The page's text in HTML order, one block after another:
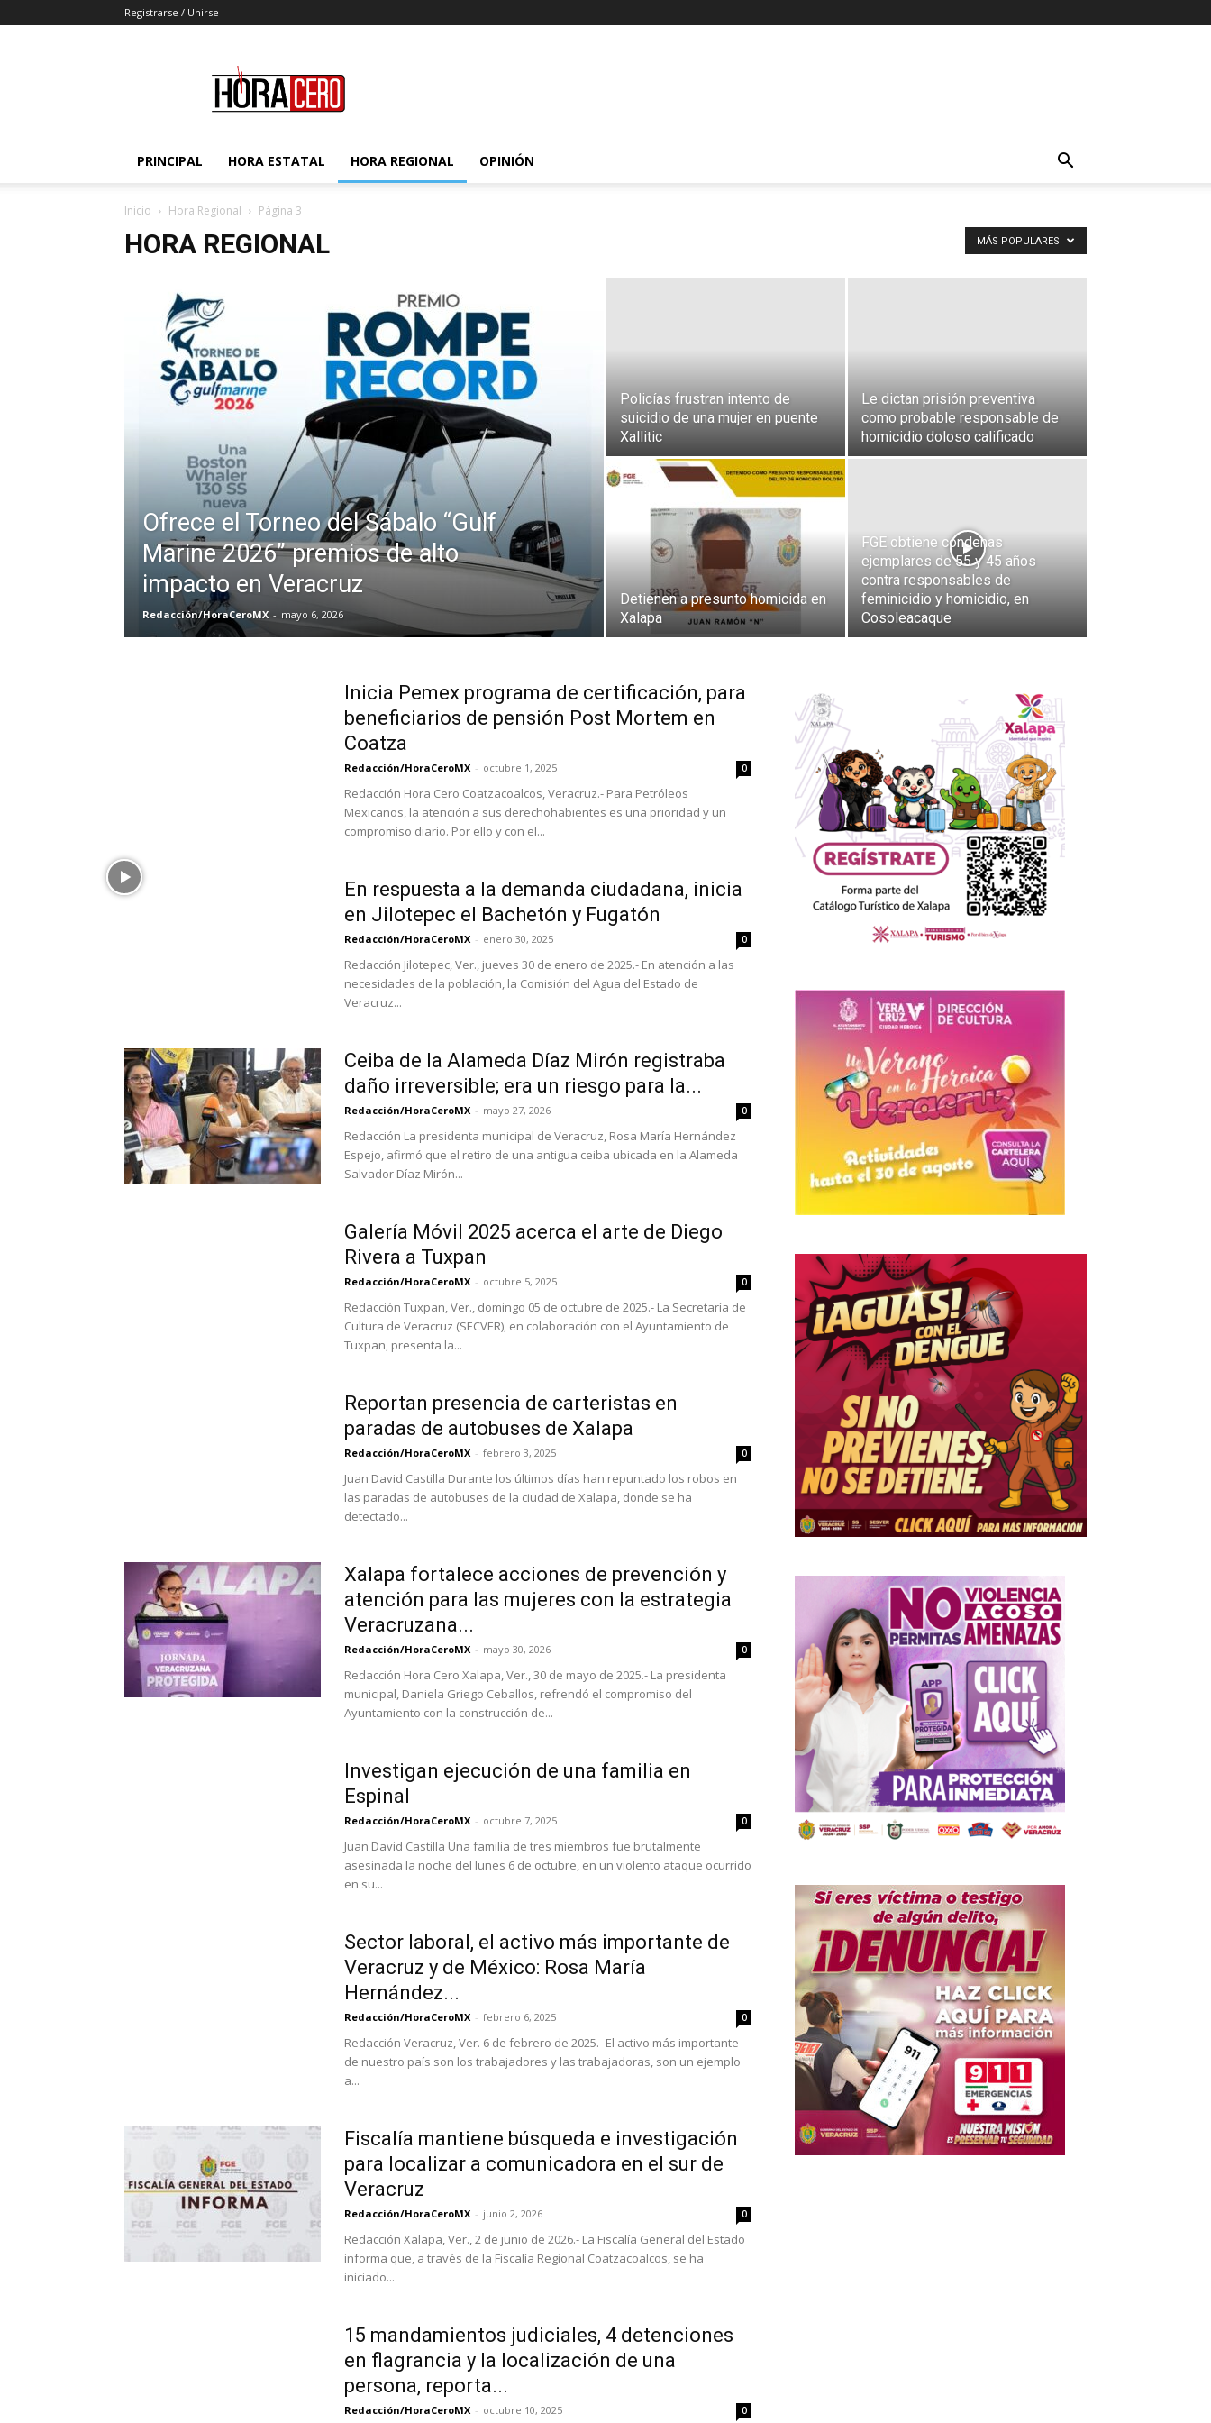
Registrarse / Unirse
Cero
PRINCIPAL HORA ESTATAL HORA REGIONAL OPINIÓN
Inicio Hora Regional Página 3
HORA REGIONAL MÁS POPULARES
Ofrece el Torneo del Sábalo “Gulf
Marine 2026” premios de alto
impacto en Veracruz
Redacción/HoraCeroMX - mayo 6, 2026
Policías frustran intento de
suicidio de una mujer en puente
Xallitic
Le dictan prisión preventiva
como probable responsable de
homicidio doloso calificado
Detienen a presunto homicida en
Xalapa
FGE obtiene condenas
ejemplares de 55 y 45 años
contra responsables de
feminicidio y homicidio, en
Cosoleacaque
Inicia Pemex programa de certificación, para
beneficiarios de pensión Post Mortem en
Coatza
Redacción/HoraCeroMX - octubre 1, 2025 0
Redacción Hora Cero Coatzacoalcos, Veracruz.- Para Petróleos
Mexicanos, la atención a sus derechohabientes es una prioridad y un
compromiso diario. Por ello y con el...
En respuesta a la demanda ciudadana, inicia
en Jilotepec el Bachetón y Fugatón
Redacción/HoraCeroMX - enero 30, 2025 0
Redacción Jilotepec, Ver., jueves 30 de enero de 2025.- En atención a las
necesidades de la población, la Comisión del Agua del Estado de
Veracruz...
Ceiba de la Alameda Díaz Mirón registraba
daño irreversible; era un riesgo para la...
Redacción/HoraCeroMX - mayo 27, 2026 0
Redacción La presidenta municipal de Veracruz, Rosa María Hernández
Espejo, afirmó que el retiro de una antigua ceiba ubicada en la Alameda
Salvador Díaz Mirón...
Galería Móvil 2025 acerca el arte de Diego
Rivera a Tuxpan
Redacción/HoraCeroMX - octubre 5, 2025 0
Redacción Tuxpan, Ver., domingo 05 de octubre de 2025.- La Secretaría de
Cultura de Veracruz (SECVER), en colaboración con el Ayuntamiento de
Tuxpan, presenta la...
Reportan presencia de carteristas en
paradas de autobuses de Xalapa
Redacción/HoraCeroMX - febrero 3, 2025 0
Juan David Castilla Durante los últimos días han repuntado los robos en
las paradas de autobuses de la ciudad de Xalapa, donde se ha
detectado...
Xalapa fortalece acciones de prevención y
atención para las mujeres con la estrategia
Veracruzana...
Redacción/HoraCeroMX - mayo 30, 2026 0
Redacción Hora Cero Xalapa, Ver., 30 de mayo de 2025.- La presidenta
municipal, Daniela Griego Ceballos, refrendó el compromiso del
Ayuntamiento con la construcción de...
Investigan ejecución de una familia en
Espinal
Redacción/HoraCeroMX - octubre 7, 2025 0
Juan David Castilla Una familia de tres miembros fue brutalmente
asesinada la noche del lunes 6 de octubre, en un violento ataque ocurrido
en su...
Sector laboral, el activo más importante de
Veracruz y de México: Rosa María
Hernández...
Redacción/HoraCeroMX - febrero 6, 2025 0
Redacción Veracruz, Ver. 6 de febrero de 2025.- El activo más importante
de nuestro país son los trabajadores y las trabajadoras, son un ejemplo
a...
Fiscalía mantiene búsqueda e investigación
para localizar a comunicadora en el sur de
Veracruz
Redacción/HoraCeroMX - junio 2, 2026 0
Redacción Xalapa, Ver., 2 de junio de 2026.- La Fiscalía General del Estado
informa que, a través de la Fiscalía Regional Coatzacoalcos, se ha
iniciado...
15 mandamientos judiciales, 4 detenciones
en flagrancia y la localización de una
persona, reporta...
Redacción/HoraCeroMX - octubre 10, 2025 0